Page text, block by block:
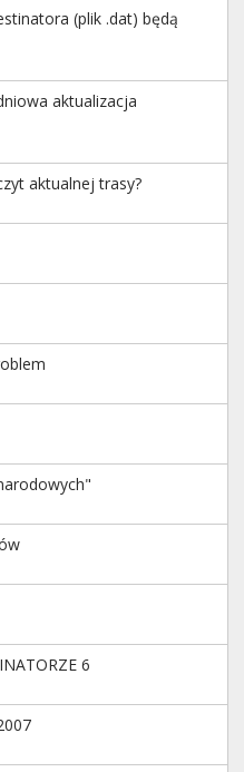
(plik .dat) będą
aktualizacja
aktualnej trasy?
6